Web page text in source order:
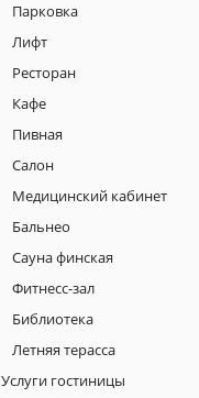
Парковка
Лифт
Ресторан
Кафе
Пивная
Салон
Медицинский кабинет
Бальнео
Сауна финская
Фитнесс-зал
Библиотека
Летняя терасса
Услуги гостиницы